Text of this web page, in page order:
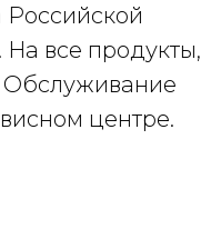
Российской
все продукты,
Обслуживание
центре.